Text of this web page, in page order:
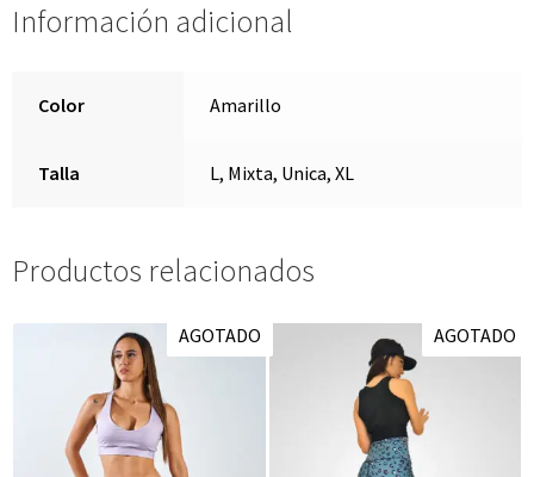
Información adicional
Color Amarillo
Talla L, Mixta, Unica, XL
Productos relacionados
AGOTADO AGOTADO